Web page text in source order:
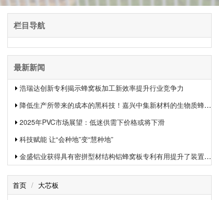
栏目导航
最新新闻
浩瑞达创新专利揭示蜂窝板加工新效率提升行业竞争力
降低生产所带来的成本的黑科技！嘉兴中集新材料的生物质蜂窝板专利申报引发热议
2025年PVC市场展望：低迷供需下价格或将下滑
科技赋能 让“会种地”变“慧种地”
金盛铝业获得具有密拼型材结构铝蜂窝板专利有用提升了装置功率和装置质量
首页 / 大芯板